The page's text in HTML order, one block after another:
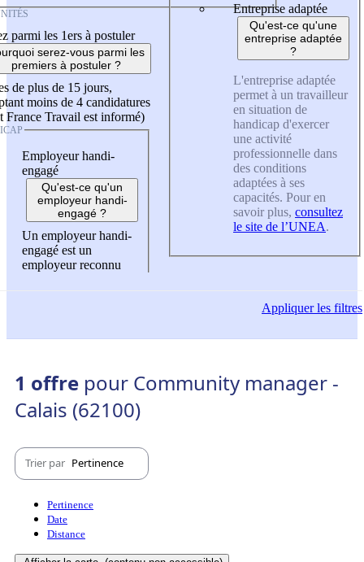
parmi les 1ers à postuler
serez-vous parmi les
premiers à postuler ?
de plus de 15 jours,
moins de 4 candidatures
France Travail est informé)
Employeur handi-
engagé
Qu'est-ce qu'un
employeur handi-
engagé ?
Un employeur handi-
engagé est un
employeur reconnu
Entreprise adaptée
Qu'est-ce qu'une
entreprise adaptée
?
L'entreprise adaptée
permet à un travailleur
en situation de
handicap d'exercer
une activité
professionnelle dans
des conditions
adaptées à ses
capacités. Pour en
savoir plus, consultez
le site de l’UNEA.
Appliquerles filtres
1 offre pour Community manager -
Calais (62100)
Trier par Pertinence
Pertinence
Date
Distance